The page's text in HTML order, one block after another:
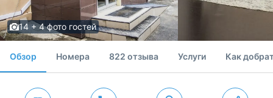
14 + 4 фото гостей
Обзор Номера 822 отзыва Услуги Как